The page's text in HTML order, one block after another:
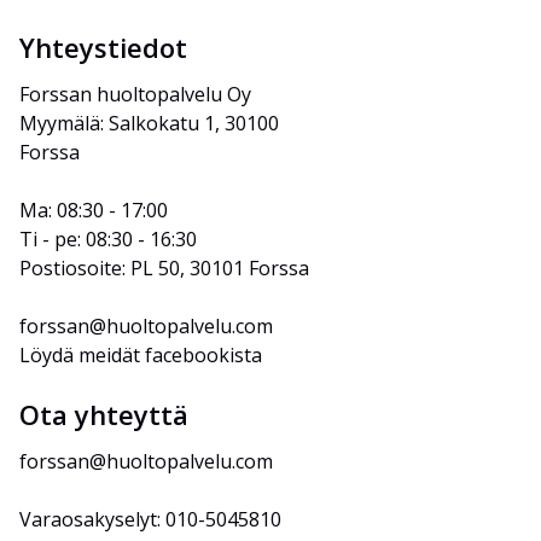
Yhteystiedot
Forssan huoltopalvelu Oy
Myymälä: Salkokatu 1, 30100
Forssa
Ma: 08:30 - 17:00
Ti - pe: 08:30 - 16:30
Postiosoite: PL 50, 30101 Forssa
forssan@huoltopalvelu.com
Löydä meidät facebookista
Ota yhteyttä
forssan@huoltopalvelu.com
Varaosakyselyt: 010-5045810